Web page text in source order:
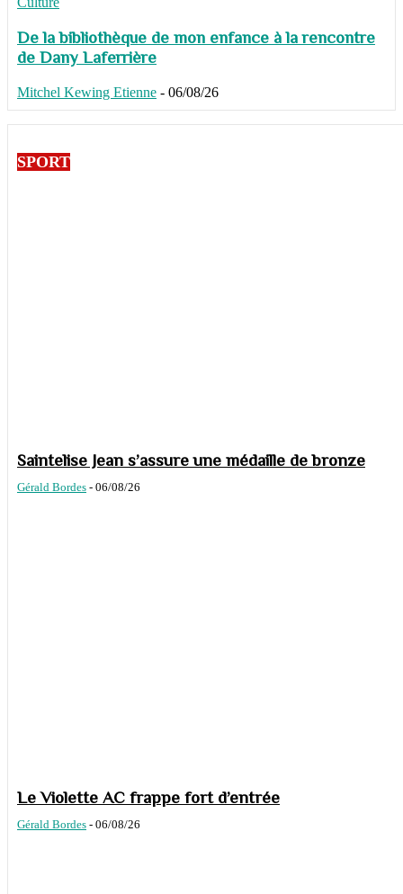
De la bibliothèque de mon enfance à la rencontre
de Dany Laferrière
Mitchel Kewing Etienne - 06/08/26
SPORT
Saintelise Jean s’assure une médaille de bronze
Gérald Bordes - 06/08/26
Le Violette AC frappe fort d’entrée
Gérald Bordes - 06/08/26